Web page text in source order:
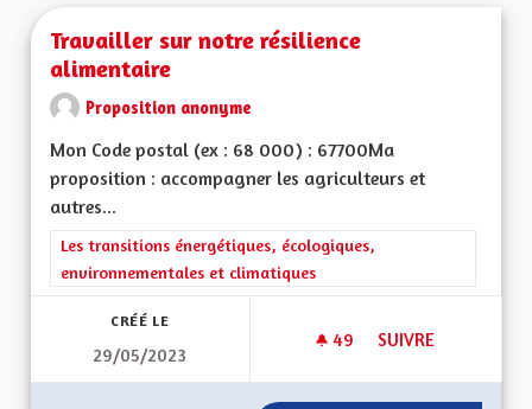
Travailler sur notre résilience
alimentaire
Proposition anonyme
Mon Code postal (ex : 68 000) : 67700Ma
proposition : accompagner les agriculteurs et
autres...
Filtrer les résultats de la catégorie : Les transitions
Les transitions énergétiques, écologiques,
environnementales et climatiques
CRÉÉ LE
29/05/2023
49 49 ABONNÉS
SUIVRE